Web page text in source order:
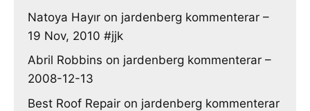
Natoya Hayır on jardenberg kommenterar –
19 Nov, 2010 #jjk
Abril Robbins on jardenberg kommenterar –
2008-12-13
Best Roof Repair on jardenberg kommenterar